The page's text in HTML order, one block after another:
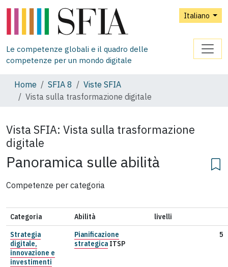
Italiano
Le competenze globali e il quadro delle
competenze per un mondo digitale
Home SFIA 8
Viste SFIA
Vista sulla trasformazione digitale
Vista SFIA: Vista sulla trasformazione
digitale
Panoramica sulle abilità
Competenze per categoria
Categoria Abilità
livelli
Strategia
digitale,
innovazione e
investimenti
Pianificazione
strategica ITSP
5